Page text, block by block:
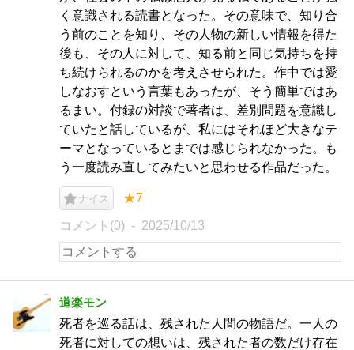
く意識される読書となった。その意味で、知り合
う前のことを知り、その人物の新しい情報を得た
後も、その人に対して、知る前と同じ気持ちを持
ち続けられるのかを考えさせられた。作中では愛
しなおすという言葉もあったが、そう簡単ではあ
るまい。付録の対談で著者は、差別問題を意識し
ていたと話しているが、私にはそれほど大きなテ
ーマとなっているとまでは感じられなかった。も
う一度読み直してみたいと思わせる作品だった。
ナイス ★7
コメント(0) 2025/10/13
道楽モン
死者を巡る話は、残された人間の物語だ。一人の
死者に対しての想いは、残された者の数だけ存在